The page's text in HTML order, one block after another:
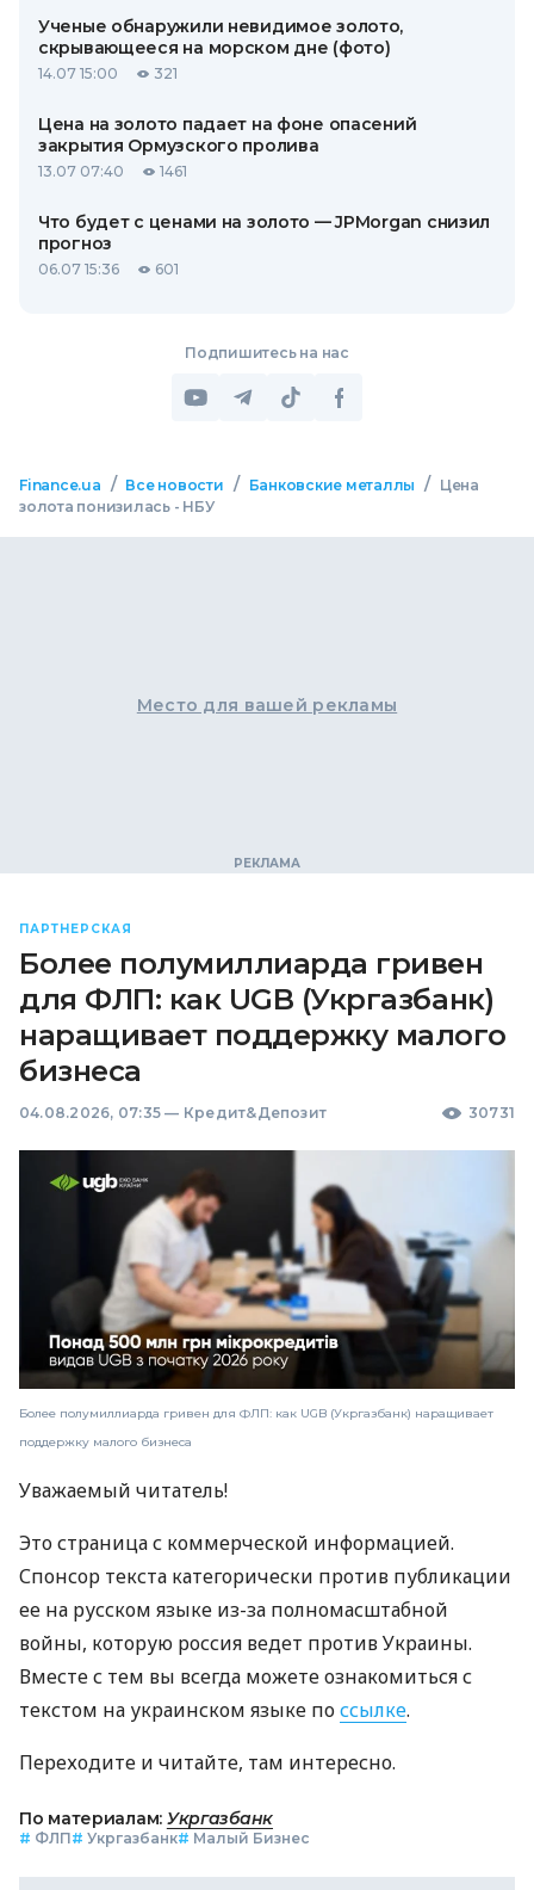
Ученые обнаружили невидимое золото,
скрывающееся на морском дне (фото)
14.07 15:00 321
Цена на золото падает на фоне опасений
закрытия Ормузского пролива
13.07 07:40 1461
Что будет с ценами на золото — JPMorgan снизил
прогноз
06.07 15:36 601
Подпишитесь на нас
Finance.ua / Все новости / Банковские металлы /
Цена
золота понизилась - НБУ
Место для вашей рекламы
ПАРТНЕРСКАЯ
Более полумиллиарда гривен
для ФЛП: как UGB (Укргазбанк)
наращивает поддержку малого
бизнеса
04.08.2026, 07:35 — Кредит&Депозит 30731
Более полумиллиарда гривен для ФЛП: как UGB (Укргазбанк) наращивает
поддержку малого бизнеса
Уважаемый читатель!
Это страница с коммерческой информацией.
Спонсор текста категорически против публикации
ее на русском языке из-за полномасштабной
войны, которую россия ведет против Украины.
Вместе с тем вы всегда можете ознакомиться с
текстом на украинском языке поссылке.
Переходите и читайте, там интересно.
По материалам: Укргазбанк
# ФЛП# Укргазбанк# Малый Бизнес